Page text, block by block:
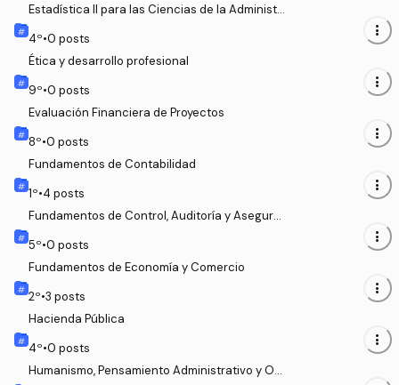
Estadística II para las Ciencias de la Administr
4º•0 posts more_vert
Ética y desarrollo profesional
9º•0 posts more_vert
Evaluación Financiera de Proyectos
8º•0 posts more_vert
Fundamentos de Contabilidad
1º•4 posts more_vert
Fundamentos de Control, Auditoría y Asegura
5º•0 posts more_vert
Fundamentos de Economía y Comercio
2º•3 posts more_vert
Hacienda Pública
4º•0 posts more_vert
Humanismo, Pensamiento Administrativo y Or